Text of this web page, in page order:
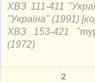
ХВЗ 111-411
"Україна" (1991)
ХВЗ 153-421 "
(1972)
2